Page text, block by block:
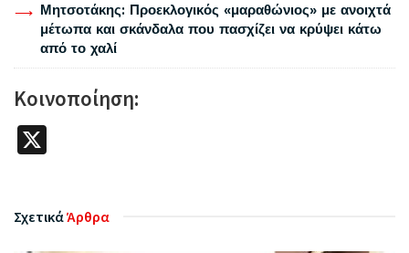
Μητσοτάκης: Προεκλογικός «μαραθώνιος» με ανοιχτά
μέτωπα και σκάνδαλα που πασχίζει να κρύψει κάτω
από το χαλί
Κοινοποίηση:
ΣχετικάΆρθρα